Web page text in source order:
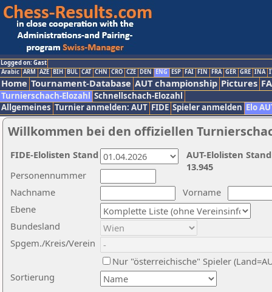
Logged on: Gast
Arabic ARM AZE BIH BUL CAT CHN CRO CZE DEN ENG ESP FAI FIN FRA GER GRE INA
Home Tournament-Database AUT championship Pictures
Turnierschach-Elozahl Schnellschach-Elozahl
Allgemeines Turnier anmelden: AUT FIDE Spieler anmelden Elo
Willkommen bei den offiziellen
Nachname
Vorname
Ebene
Sortierung
Personennummer
Bundesland
Spgem./Kreis/Verein
Nur "österreichische" Spieler
AUT-Elolisten
13.945
FIDE-Elolisten Stand